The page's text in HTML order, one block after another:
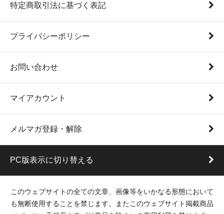
特定商取引法に基づく表記
プライバシーポリシー
お問い合わせ
マイアカウント
メルマガ登録・解除
PC版表示に切り替える
このウェブサイトの全ての文章、画像等をいかなる形態において
も無断使用することを禁じます。またこのウェブサイト掲載商品